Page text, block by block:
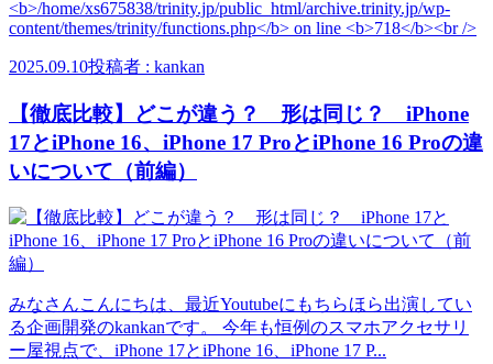
2025.09.10投稿者 : kankan
【徹底比較】どこが違う？ 形は同じ？ iPhone
17とiPhone 16、iPhone 17 ProとiPhone 16 Proの違
いについて（前編）
みなさんこんにちは、最近Youtubeにもちらほら出演してい
る企画開発のkankanです。 今年も恒例のスマホアクセサリ
ー屋視点で、iPhone 17とiPhone 16、iPhone 17 P...